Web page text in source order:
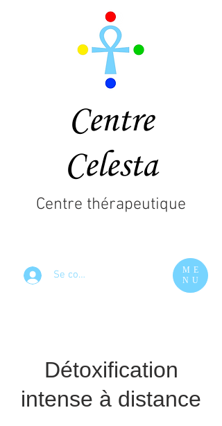
Centre
Celesta
Se connecter
ME
NU
Centre thérapeutique
Détoxification
intense à distance